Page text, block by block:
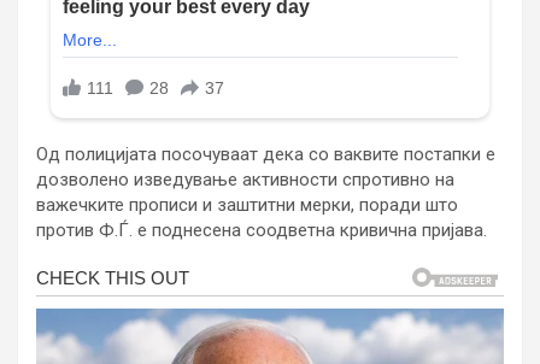
Од полицијата посочуваат дека со ваквите постапки е
дозволено изведување активности спротивно на
важечките прописи и заштитни мерки, поради што
против Ф.Ѓ. е поднесена соодветна кривична пријава.